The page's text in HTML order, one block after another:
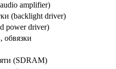
amplifier)
(backlight driver)
power driver)
обвязки
(SDRAM)